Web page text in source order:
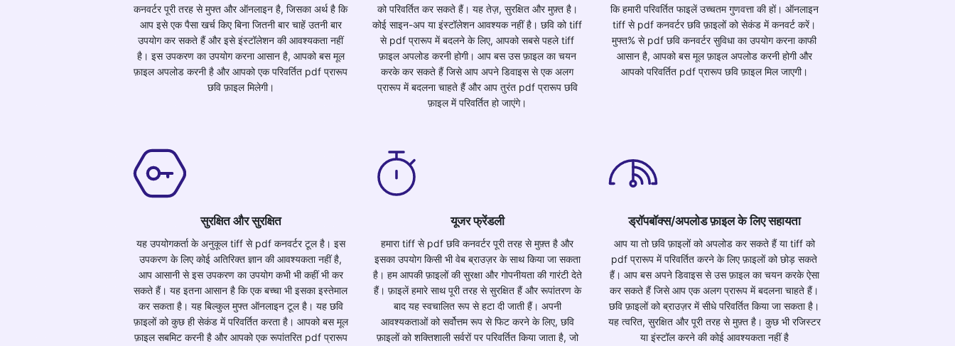
कनवर्टर पूरी तरह से मुफ्त और ऑनलाइन है, जिसका अर्थ है कि
आप इसे एक पैसा खर्च किए बिना जितनी बार चाहें उतनी बार
उपयोग कर सकते हैं और इसे इंस्टॉलेशन की आवश्यकता नहीं
है। इस उपकरण का उपयोग करना आसान है, आपको बस मूल
फ़ाइल अपलोड करनी है और आपको एक परिवर्तित pdf प्रारूप
छवि फ़ाइल मिलेगी।
को परिवर्तित कर सकते हैं। यह तेज़, सुरक्षित और मुफ़्त है।
कोई साइन-अप या इंस्टॉलेशन आवश्यक नहीं है। छवि को tiff
से pdf प्रारूप में बदलने के लिए, आपको सबसे पहले tiff
फ़ाइल अपलोड करनी होगी। आप बस उस फ़ाइल का चयन
करके कर सकते हैं जिसे आप अपने डिवाइस से एक अलग
प्रारूप में बदलना चाहते हैं और आप तुरंत pdf प्रारूप छवि
फ़ाइल में परिवर्तित हो जाएंगे।
कि हमारी परिवर्तित फाइलें उच्चतम गुणवत्ता की हों। ऑनलाइन
tiff से pdf कनवर्टर छवि फ़ाइलों को सेकंड में कनवर्ट करें।
मुफ्त% से pdf छवि कनवर्टर सुविधा का उपयोग करना काफी
आसान है, आपको बस मूल फ़ाइल अपलोड करनी होगी और
आपको परिवर्तित pdf प्रारूप छवि फ़ाइल मिल जाएगी।
सुरक्षित और सुरक्षित
यह उपयोगकर्ता के अनुकूल tiff से pdf कनवर्टर टूल है। इस
उपकरण के लिए कोई अतिरिक्त ज्ञान की आवश्यकता नहीं है,
आप आसानी से इस उपकरण का उपयोग कभी भी कहीं भी कर
सकते हैं। यह इतना आसान है कि एक बच्चा भी इसका इस्तेमाल
कर सकता है। यह बिल्कुल मुफ्त ऑनलाइन टूल है। यह छवि
फ़ाइलों को कुछ ही सेकंड में परिवर्तित करता है। आपको बस मूल
फ़ाइल सबमिट करनी है और आपको एक रूपांतरित pdf प्रारूप
यूजर फ्रेंडली
हमारा tiff से pdf छवि कनवर्टर पूरी तरह से मुफ़्त है और
इसका उपयोग किसी भी वेब ब्राउज़र के साथ किया जा सकता
है। हम आपकी फ़ाइलों की सुरक्षा और गोपनीयता की गारंटी देते
हैं। फ़ाइलें हमारे साथ पूरी तरह से सुरक्षित हैं और रूपांतरण के
बाद यह स्वचालित रूप से हटा दी जाती हैं। अपनी
आवश्यकताओं को सर्वोत्तम रूप से फिट करने के लिए, छवि
फ़ाइलों को शक्तिशाली सर्वरों पर परिवर्तित किया जाता है, जो
ड्रॉपबॉक्स/अपलोड फ़ाइल के लिए सहायता
आप या तो छवि फ़ाइलों को अपलोड कर सकते हैं या tiff को
pdf प्रारूप में परिवर्तित करने के लिए फ़ाइलों को छोड़ सकते
हैं। आप बस अपने डिवाइस से उस फ़ाइल का चयन करके ऐसा
कर सकते हैं जिसे आप एक अलग प्रारूप में बदलना चाहते हैं।
छवि फ़ाइलों को ब्राउज़र में सीधे परिवर्तित किया जा सकता है।
यह त्वरित, सुरक्षित और पूरी तरह से मुफ़्त है। कुछ भी रजिस्टर
या इंस्टॉल करने की कोई आवश्यकता नहीं है